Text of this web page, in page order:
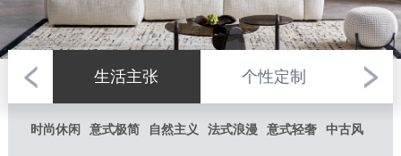
生活主张 个性定制
时尚休闲 意式极简 自然主义 法式浪漫 意式轻奢 中古风